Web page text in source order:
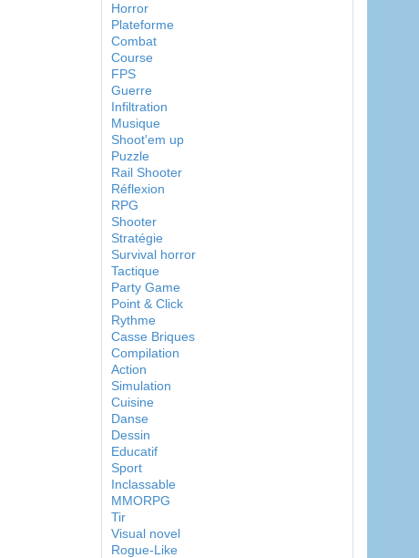
Horror
Plateforme
Combat
Course
FPS
Guerre
Infiltration
Musique
Shoot'em up
Puzzle
Rail Shooter
Réflexion
RPG
Shooter
Stratégie
Survival horror
Tactique
Party Game
Point & Click
Rythme
Casse Briques
Compilation
Action
Simulation
Cuisine
Danse
Dessin
Educatif
Sport
Inclassable
MMORPG
Tir
Visual novel
Rogue-Like